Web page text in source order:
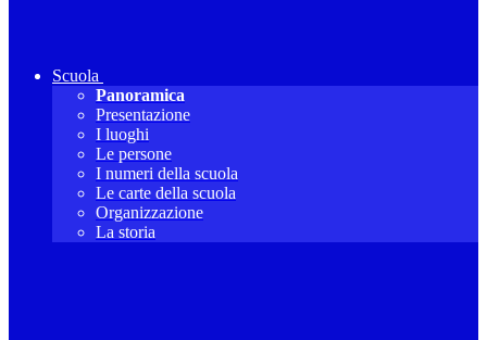
Scuola
Panoramica
Presentazione
I luoghi
Le persone
I numeri della scuola
Le carte della scuola
Organizzazione
La storia